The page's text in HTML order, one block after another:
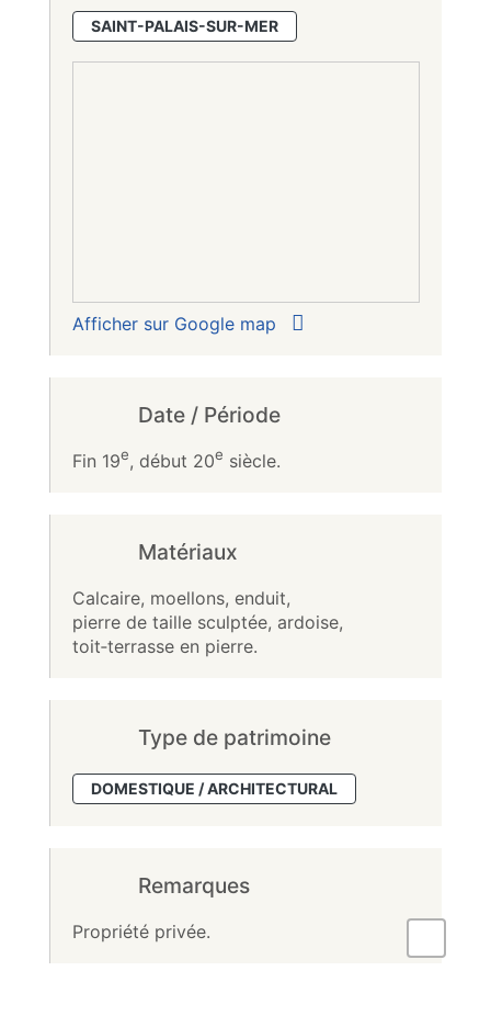
SAINT-PALAIS-SUR-MER
Afficher sur Google map
Date / Période
Fin 19e, début 20e siècle.
Matériaux
Calcaire, moellons, enduit,
pierre de taille sculptée, ardoise,
toit‑terrasse en pierre.
Type de patrimoine
DOMESTIQUE / ARCHITECTURAL
Remarques
Propriété privée.